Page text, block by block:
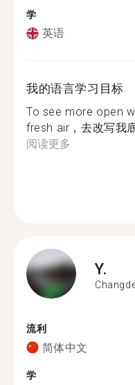
学
英语
我的语言学习目标
To see more open
fresh air，去改写我
阅读更多
Y.
流利
简体中文
学